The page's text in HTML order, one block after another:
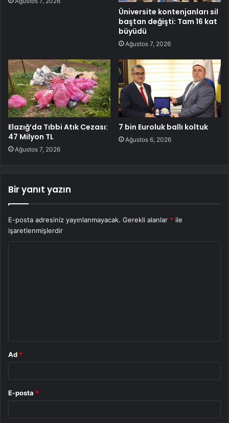
Üniversite kontenjanları sil
baştan değişti: Tam 16 kat
büyüdü
Ağustos 7, 2026
Elazığ’da Tıbbi Atık Cezası:
47 Milyon TL
Ağustos 7, 2026
7 bin Euroluk ballı koltuk
Ağustos 6, 2026
Bir yanıt yazın
E-posta adresiniz yayınlanmayacak. Gerekli alanlar * ile
işaretlenmişlerdir
Ad *
E-posta *